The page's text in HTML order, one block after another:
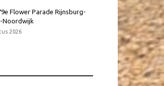
Flower Parade Rijnsburg-
Noordwijk
2026